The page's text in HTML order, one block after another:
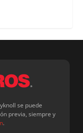
se puede
previa, siempre y
.